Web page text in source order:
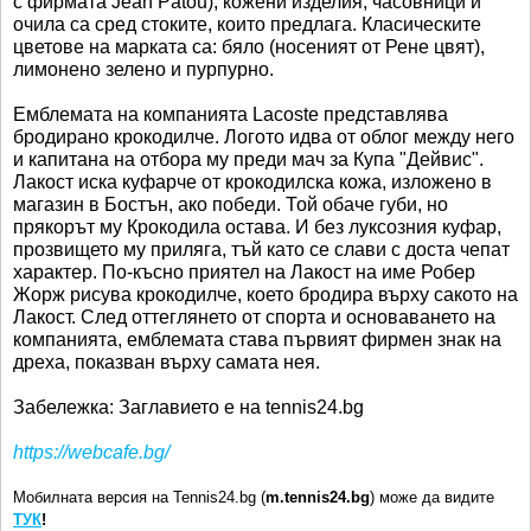
очила са сред стоките, които предлага. Класическите
цветове на марката са: бяло (носеният от Рене цвят),
лимонено зелено и пурпурно.
Емблемата на компанията Lacoste представлява
бродирано крокодилче. Логото идва от облог между него
и капитана на отбора му преди мач за Купа "Дейвис".
Лакост иска куфарче от крокодилска кожа, изложено в
магазин в Бостън, ако победи. Той обаче губи, но
прякорът му Крокодила остава. И без луксозния куфар,
прозвището му приляга, тъй като се слави с доста чепат
характер. По-късно приятел на Лакост на име Робер
Жорж рисува крокодилче, което бродира върху сакото на
Лакост. След оттеглянето от спорта и основаването на
компанията, емблемата става първият фирмен знак на
дреха, показван върху самата нея.
Забележка: Заглавието е на tennis24.bg
https://webcafe.bg/
Мобилната версия на Tennis24.bg (m.tennis24.bg) може да видите
ТУК!